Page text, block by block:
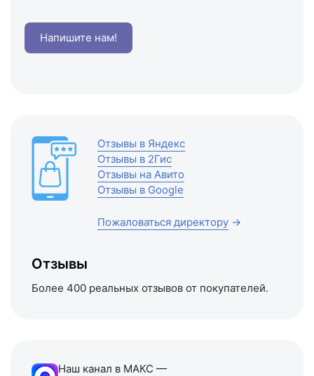
Напишите нам!
Отзывы в Яндекс
Отзывы в 2Гис
Отзывы на Авито
Отзывы в Google
Пожаловаться директору →
Отзывы
Более 400 реальных отзывов от покупателей.
Наш канал в МАКС —